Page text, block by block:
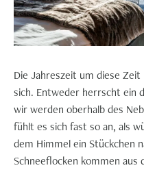
Die Jahreszeit um diese
sich. Entweder herrscht ein
wir werden oberhalb des
fühlt es sich fast so an, als
dem Himmel ein Stückchen
Schneeflocken kommen aus